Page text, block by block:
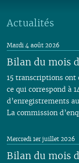
Actualités
Bilan du mois
Mardi 4 août 2026
15 transcriptions
ce qui correspond à
d’enregistrements
La commission
Bilan du mois
Mercredi 1er juillet 2026